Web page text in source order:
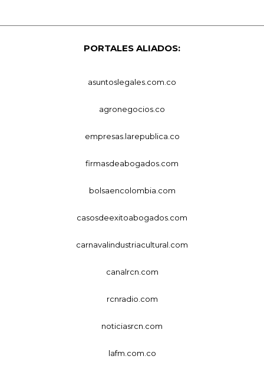
PORTALES ALIADOS:
asuntoslegales.com.co
agronegocios.co
empresas.larepublica.co
firmasdeabogados.com
bolsaencolombia.com
casosdeexitoabogados.com
carnavalindustriacultural.com
canalrcn.com
rcnradio.com
noticiasrcn.com
lafm.com.co